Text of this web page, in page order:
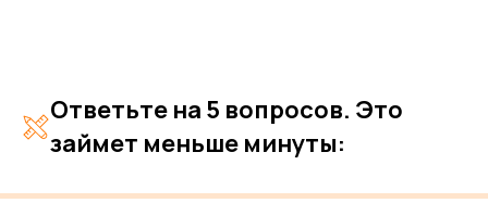
Ответьте на 5 вопросов. Это
займет меньше минуты: